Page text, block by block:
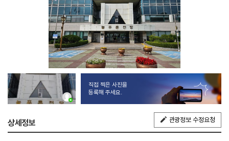
직접 찍은 사진을
등록해 주세요.
상세정보 관광정보 수정요청